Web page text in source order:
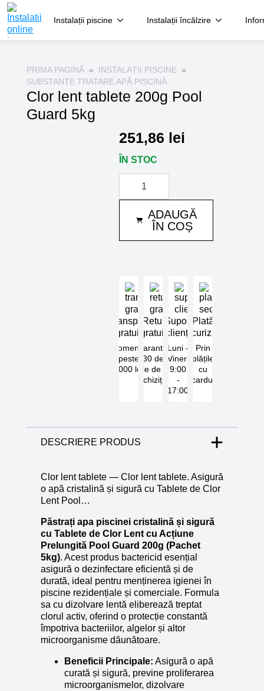
Instalații piscine Instalații încălzire
PRIMA PAGINĂ
INSTALAȚII PISCINE
SUBSTANȚE TRATARE APĂ PISCINĂ
Clor lent tablete 200g Pool
Guard 5kg
251,86 lei
ÎN STOC
Cantitate
200g
Pool
5kg
ADAUGĂ
ÎN COȘ
Transport
gratuit
Comenzi
peste
5000 lei
Retur
gratuit
Garantat
30 de
zile de la
achiziție
Suport
clienți
Luni -
Vineri
9:00
-
17:00
Plată
securizată
Prin
plățile
cu
cardul
DESCRIERE PRODUS
Clor lent tablete — Clor lent tablete. Asigură
o apă cristalină și sigură cu Tablete de Clor
Lent Pool…
Păstrați apa piscinei cristalină și sigură
cu Tablete de Clor Lent cu Acțiune
Prelungită Pool Guard 200g (Pachet
5kg). Acest produs bactericid esențial
asigură o dezinfectare eficientă și de
durată, ideal pentru menținerea igienei în
piscine rezidențiale și comerciale. Formula
sa cu dizolvare lentă eliberează treptat
clorul activ, oferind o protecție constantă
împotriva bacteriilor, algelor și altor
microorganisme dăunătoare.
Beneficii Principale: Asigură o apă
curată și sigură, previne proliferarea
microorganismelor, dizolvare